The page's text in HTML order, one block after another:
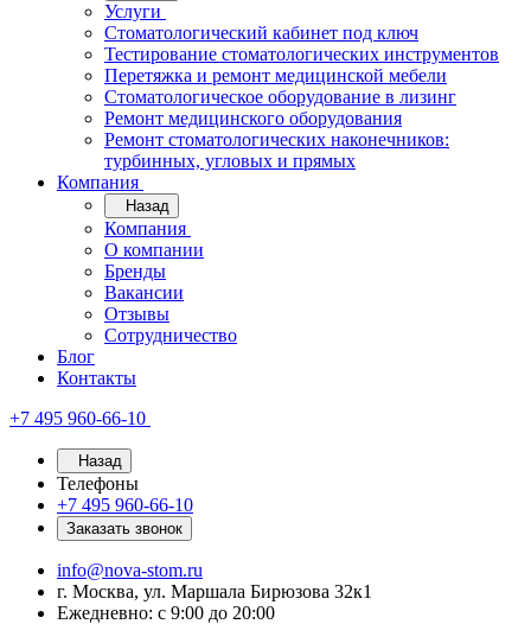
Услуги
Стоматологический кабинет под ключ
Тестирование стоматологических инструментов
Перетяжка и ремонт медицинской мебели
Стоматологическое оборудование в лизинг
Ремонт медицинского оборудования
Ремонт стоматологических наконечников:
турбинных, угловых и прямых
Компания
Назад
Компания
О компании
Бренды
Вакансии
Отзывы
Сотрудничество
Блог
Контакты
+7 495 960-66-10
Назад
Телефоны
+7 495 960-66-10
Заказать звонок
info@nova-stom.ru
г. Москва, ул. Маршала Бирюзова 32к1
Ежедневно: с 9:00 до 20:00